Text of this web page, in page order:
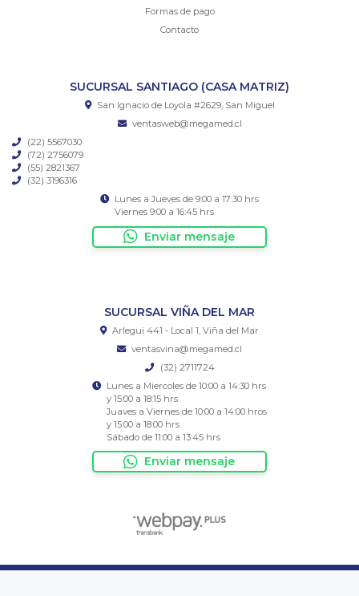
Formas de pago
Contacto
SUCURSAL SANTIAGO (CASA MATRIZ)
San Ignacio de Loyola #2629, San Miguel
ventasweb@megamed.cl
(22) 5567030
(72) 2756079
(55) 2821367
(32) 3196316
Lunes a Jueves de 9:00 a 17:30 hrs
Viernes 9:00 a 16:45 hrs
Enviar mensaje
SUCURSAL VIÑA DEL MAR
Arlegui 441 - Local 1, Viña del Mar
ventasvina@megamed.cl
(32) 2711724
Lunes a Miercoles de 10:00 a 14:30 hrs
y 15:00 a 18:15 hrs
Juaves a Viernes de 10:00 a 14:00 hros
y 15:00 a 18:00 hrs
Sábado de 11:00 a 13:45 hrs
Enviar mensaje